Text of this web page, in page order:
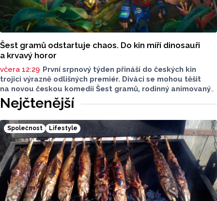
Šest gramů odstartuje chaos. Do kin míří dinosauři
a krvavý horor
včera 12:29 První srpnový týden přináší do českých kin
trojici výrazně odlišných premiér. Diváci se mohou těšit
na novou českou komedii Šest gramů, rodinný animovaný
film Tlapková patrola: Dinosauří film i horor Zmrzlinář,
který je určen pouze dospělým divákům. Filmové novinky
Radio Haná.
Nejčtenější
Společnost Lifestyle